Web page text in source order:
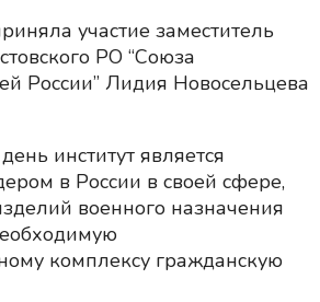
участие заместитель
РО “Союза
России” Лидия Новосельцева
институт является
в России в своей сфере,
военного назначения
комплексу гражданскую